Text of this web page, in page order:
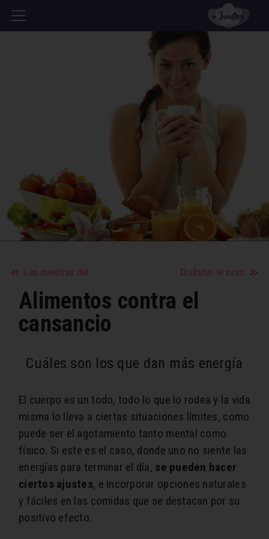
Las mentiras del sexo Disfrutar el sexo
Alimentos contra el
cansancio
Cuáles son los que dan más energía
El cuerpo es un todo, todo lo que lo rodea y la vida
misma lo lleva a ciertas situaciones límites, como
puede ser el agotamiento tanto mental como
físico. Si este es el caso, donde uno no siente las
energías para terminar el día, se pueden hacer
ciertos ajustes, e incorporar opciones naturales
y fáciles en las comidas que se destacan por su
positivo efecto.